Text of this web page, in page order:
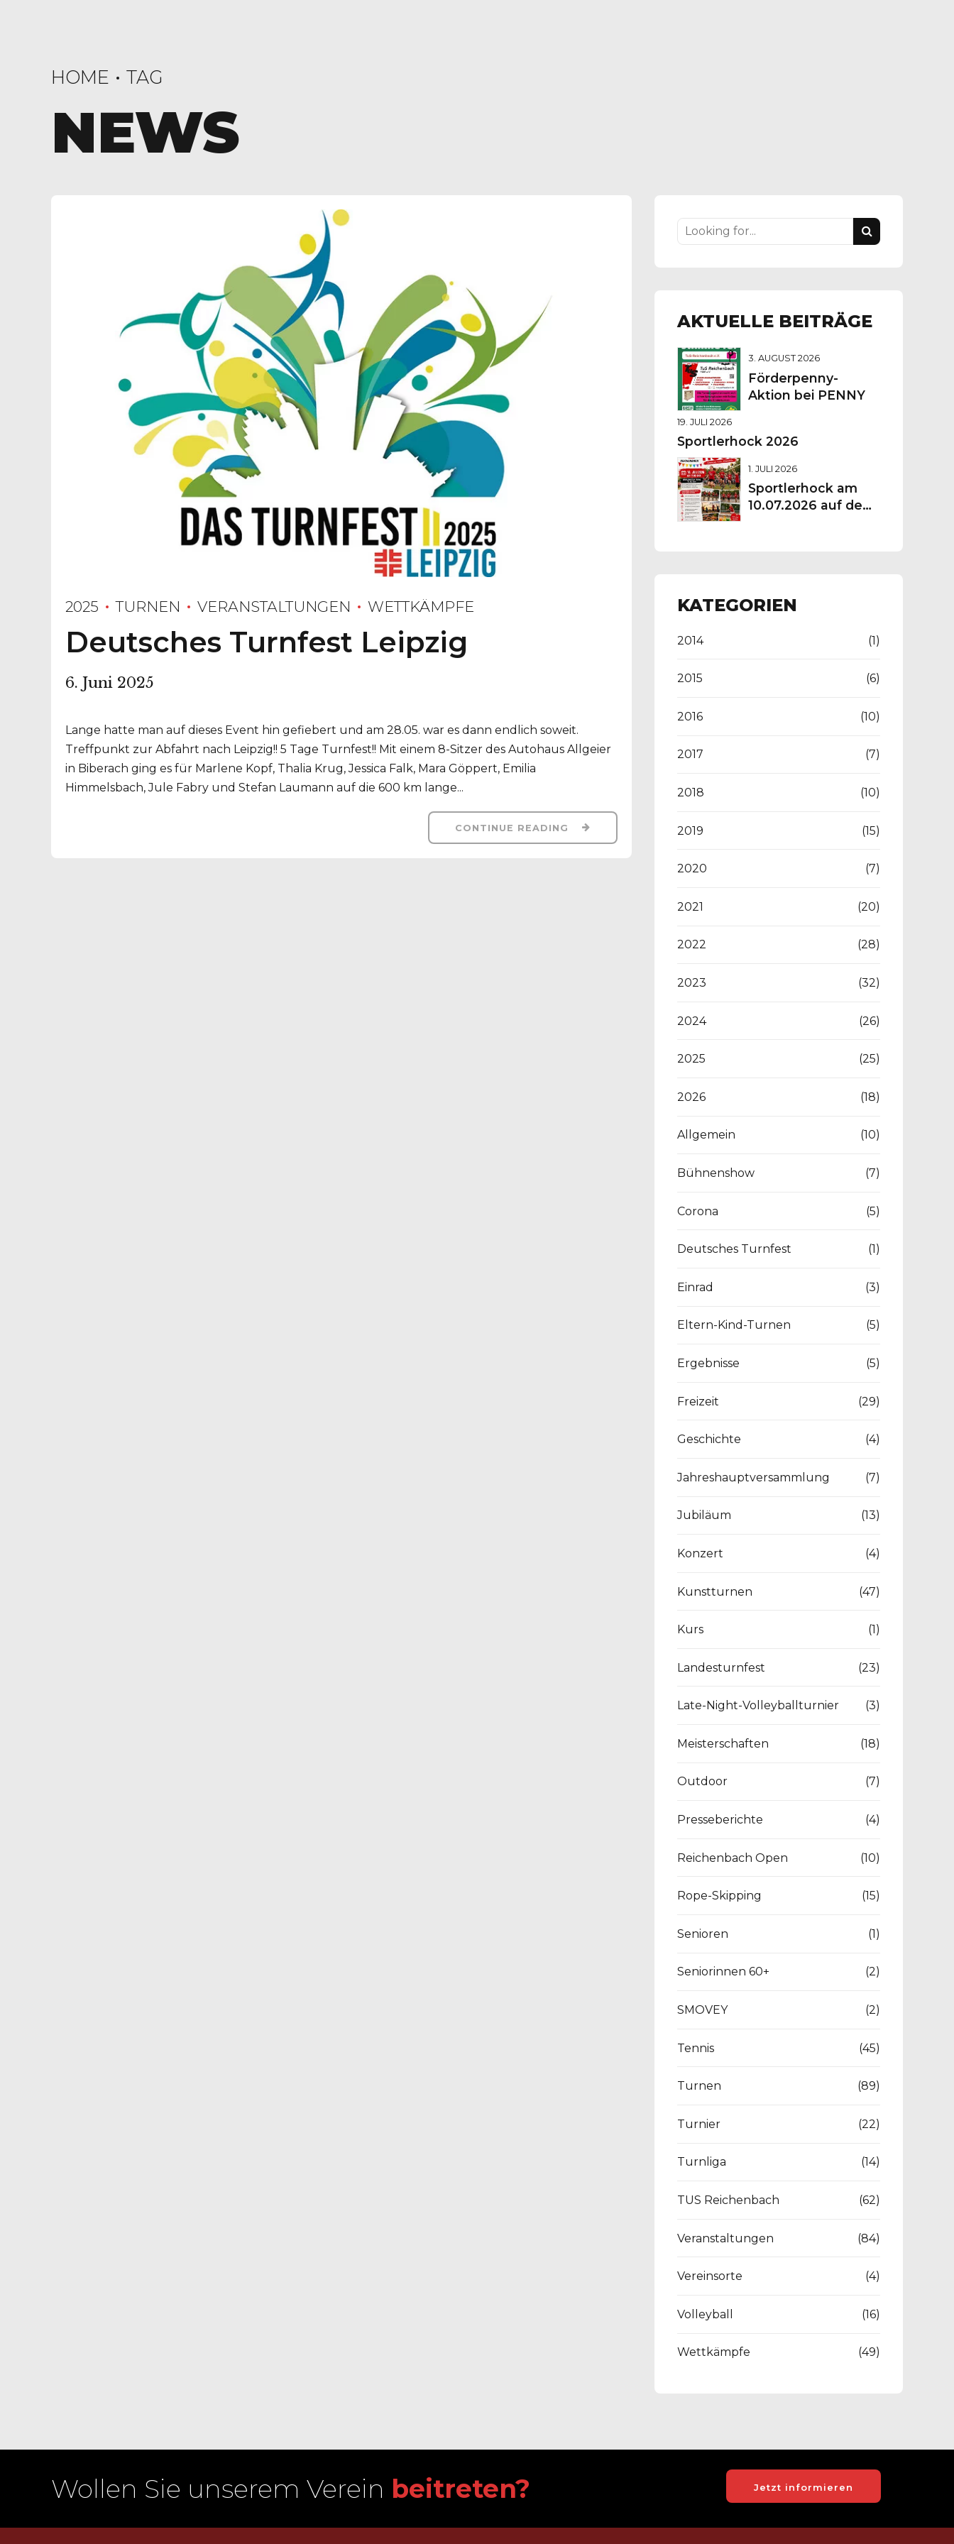
HOME TAG
NEWS
2025 TURNEN VERANSTALTUNGEN WETTKÄMPFE
Deutsches Turnfest Leipzig
6. Juni 2025
Lange hatte man auf dieses Event hin gefiebert und am 28.05. war es dann endlich soweit.
Treffpunkt zur Abfahrt nach Leipzig!! 5 Tage Turnfest!! Mit einem 8-Sitzer des Autohaus Allgeier
in Biberach ging es für Marlene Kopf, Thalia Krug, Jessica Falk, Mara Göppert, Emilia
Himmelsbach, Jule Fabry und Stefan Laumann auf die 600 km lange...
CONTINUE READING
AKTUELLE BEITRÄGE
3. AUGUST 2026
Förderpenny-
Aktion bei PENNY
19. JULI 2026
Sportlerhock 2026
1. JULI 2026
Sportlerhock am
10.07.2026 auf dem
KATEGORIEN
2014 (1)
2015 (6)
2016 (10)
2017 (7)
2018 (10)
2019 (15)
2020 (7)
2021 (20)
2022 (28)
2023 (32)
2024 (26)
2025 (25)
2026 (18)
Allgemein (10)
Bühnenshow (7)
Corona (5)
Deutsches Turnfest (1)
Einrad (3)
Eltern-Kind-Turnen (5)
Ergebnisse (5)
Freizeit (29)
Geschichte (4)
Jahreshauptversammlung (7)
Jubiläum (13)
Konzert (4)
Kunstturnen (47)
Kurs (1)
Landesturnfest (23)
Late-Night-Volleyballturnier (3)
Meisterschaften (18)
Outdoor (7)
Presseberichte (4)
Reichenbach Open (10)
Rope-Skipping (15)
Senioren (1)
Seniorinnen 60+ (2)
SMOVEY (2)
Tennis (45)
Turnen (89)
Turnier (22)
Turnliga (14)
TUS Reichenbach (62)
Veranstaltungen (84)
Vereinsorte (4)
Volleyball (16)
Wettkämpfe (49)
Wollen Sie unserem Verein beitreten? Jetzt informieren